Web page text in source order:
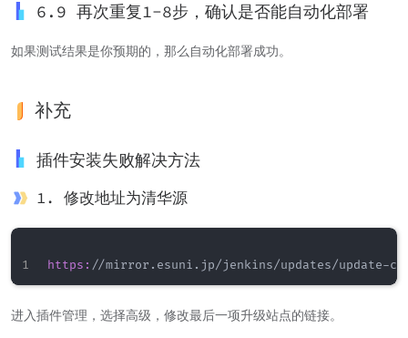
6.9 再次重复1-8步，确认是否能自动化部署
如果测试结果是你预期的，那么自动化部署成功。
补充
插件安装失败解决方法
1. 修改地址为清华源
https:
进入插件管理，选择高级，修改最后一项升级站点的链接。